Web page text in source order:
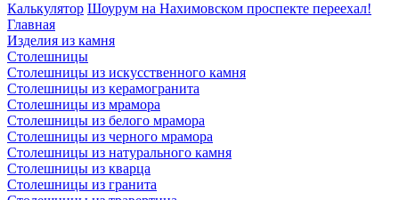
Калькулятор Шоурум на Нахимовском проспекте переехал!
Главная
Изделия из камня
Столешницы
Столешницы из искусственного камня
Столешницы из керамогранита
Столешницы из мрамора
Столешницы из белого мрамора
Столешницы из черного мрамора
Столешницы из натурального камня
Столешницы из кварца
Столешницы из гранита